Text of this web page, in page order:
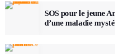
SOS pour le jeune
d’une maladie